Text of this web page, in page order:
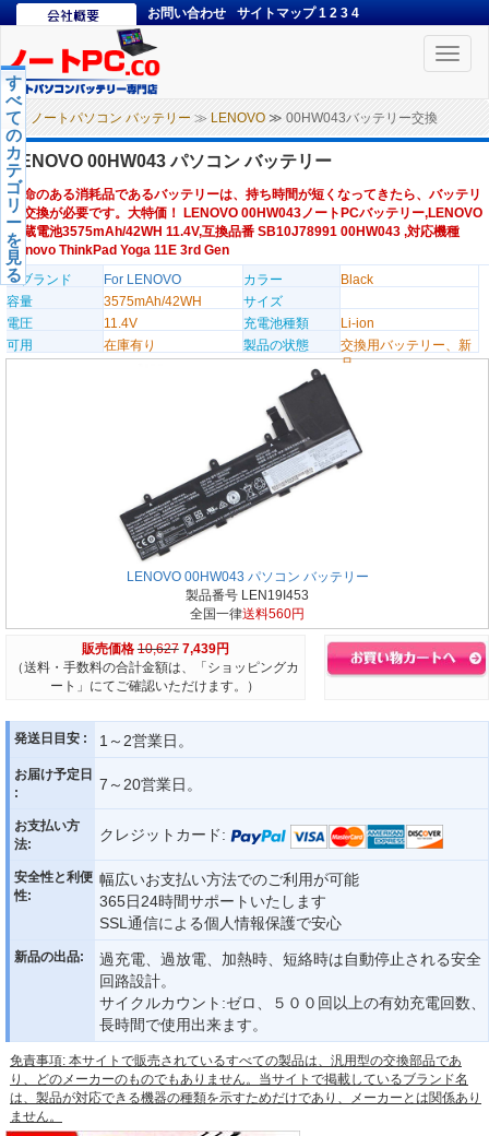
お問い合わせ サイトマップ 1 2 3 4
Toggle
ノートパソコン バッテリー ≫ LENOVO ≫ 00HW043バッテリー交換
す
べ
て
の
カ
テ
ゴ
リ
ー
を
見
る
LENOVO 00HW043 パソコン バッテリー
寿命のある消耗品であるバッテリーは、持ち時間が短くなってきたら、バッテリ
ー交換が必要です。大特価！ LENOVO 00HW043ノートPCバッテリー,LENOVO
内蔵電池3575mAh/42WH 11.4V,互換品番 SB10J78991 00HW043 ,対応機種
Lenovo ThinkPad Yoga 11E 3rd Gen
のブランド
For LENOVO カラー
Black
容量
3575mAh/42WH
サイズ
電圧
11.4V 充電池種類
Li-ion
可用
在庫有り 製品の状態
交換用バッテリー、新
品
LENOVO 00HW043 パソコン バッテリー
製品番号 LEN19I453
全国一律送料560円
販売価格 10,627 7,439円
（送料・手数料の合計金額は、「ショッピングカ
ート」にてご確認いただけます。）
発送日目安 : 1～2営業日。
お届け予定日
:
7～20営業日。
お支払い方
法:
クレジットカード:
安全性と利便
性:
幅広いお支払い方法でのご利用が可能
365日24時間サポートいたします
SSL通信による個人情報保護で安心
新品の出品:
過充電、過放電、加熱時、短絡時は自動停止される安全
回路設計。
サイクルカウント:ゼロ、５００回以上の有効充電回数、
長時間で使用出来ます。
免責事項: 本サイトで販売されているすべての製品は、汎用型の交換部品であ
り、どのメーカーのものでもありません。当サイトで掲載しているブランド名
は、製品が対応できる機器の種類を示すためだけであり、メーカーとは関係あり
ません。